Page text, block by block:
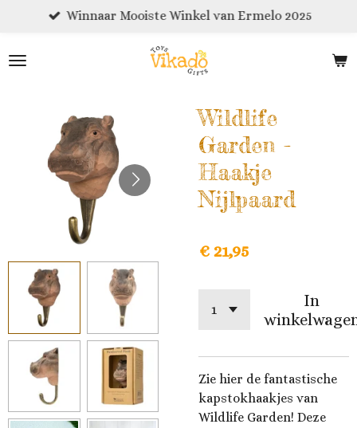
naar
Winnaar Mooiste Winkel van Ermelo 2025
Wildlife
Garden -
Haakje
Nijlpaard
€ 21,95
In
Zie hier de fantastische
kapstokhaakjes van
Wildlife Garden! Deze